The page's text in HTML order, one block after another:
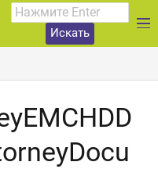
Искать